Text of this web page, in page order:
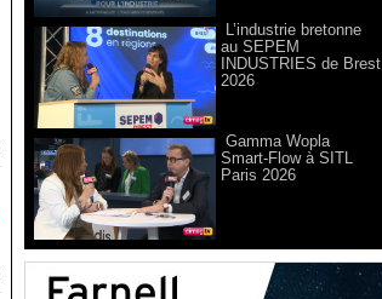
L’industrie bretonne
au SEPEM
INDUSTRIES de Brest
2026
Gamma Wopla
Smart-Flow à SITL
Paris 2026